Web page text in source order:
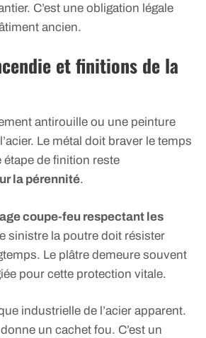
C’est une obligation légale
ancien.
et finitions de la
antirouille ou une peinture
Le métal doit braver le temps
étape de finition reste
la pérennité.
coupe-feu respectant les
sinistre la poutre doit résister
Le plâtre demeure souvent
pour cette protection vitale.
industrielle de l’acier apparent.
un cachet fou. C’est un